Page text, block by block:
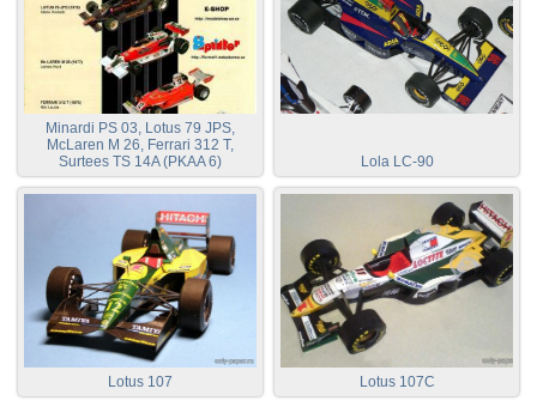
Minardi PS 03, Lotus 79 JPS,
McLaren M 26, Ferrari 312 T,
Surtees TS 14A (PKAA 6)
Lola LC-90
Lotus 107 Lotus 107C